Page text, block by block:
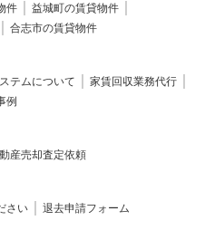
件
益城町の賃貸物件
合志市の賃貸物件
テムについて
家賃回収業務代行
例
産売却査定依頼
さい 退去申請フォーム